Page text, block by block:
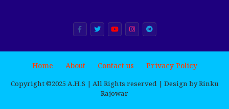
Copyright ©️2025 A.H.S | All Rights reserved | Design by Rinku
Rajowar
Home About Contact us Privacy Policy